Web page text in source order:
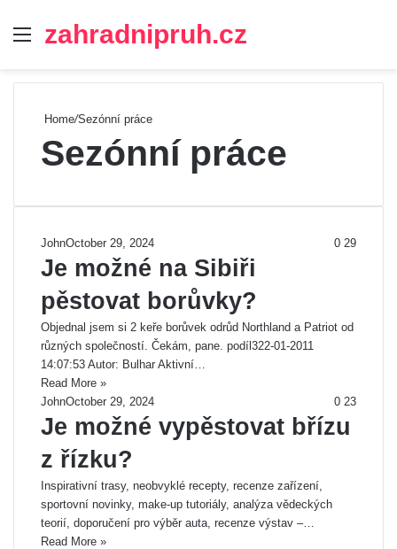
Menu
zahradnipruh.cz
Home/Sezónní práce
Sezónní práce
JohnOctober 29, 2024 0 29
Je možné na Sibiři
pěstovat borůvky?
Objednal jsem si 2 keře borůvek odrůd Northland a Patriot od
různých společností. Čekám, pane. podíl322-01-2011
14:07:53 Autor: Bulhar Aktivní…
Read More »
JohnOctober 29, 2024 0 23
Je možné vypěstovat břízu
z řízku?
Inspirativní trasy, neobvyklé recepty, recenze zařízení,
sportovní novinky, make-up tutoriály, analýza vědeckých
teorií, doporučení pro výběr auta, recenze výstav –…
Read More »